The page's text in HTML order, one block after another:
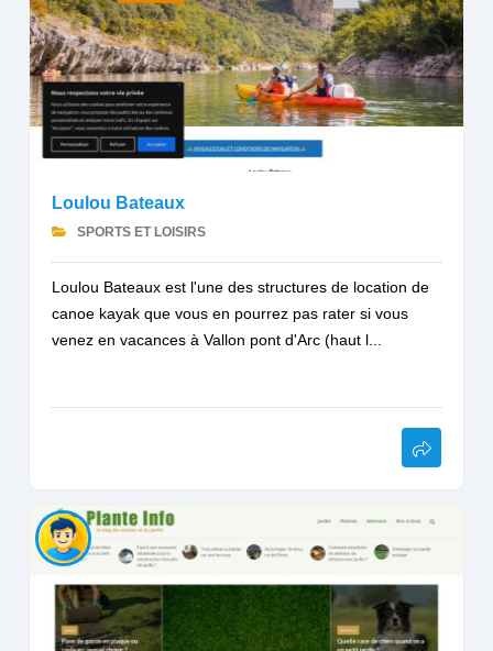
Loulou Bateaux
SPORTS ET LOISIRS
Loulou Bateaux est l'une des structures de location de
canoe kayak que vous en pourrez pas rater si vous
venez en vacances à Vallon pont d'Arc (haut l...